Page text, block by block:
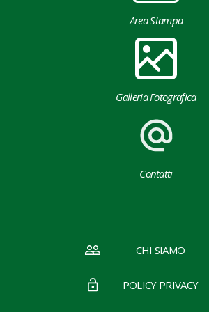
Area Stampa
Galleria Fotografica
Contatti
CHI SIAMO
POLICY PRIVACY